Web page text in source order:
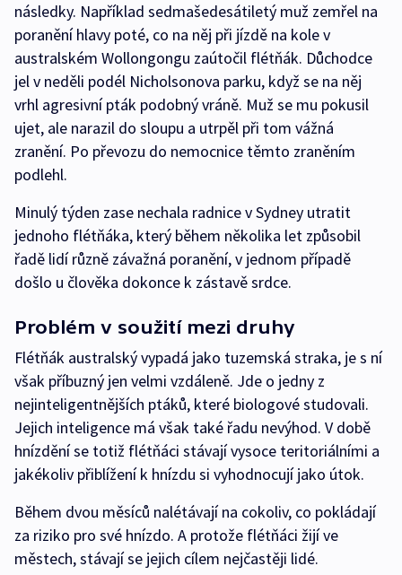
následky. Například sedmašedesátiletý muž zemřel na
poranění hlavy poté, co na něj při jízdě na kole v
australském Wollongongu zaútočil flétňák. Důchodce
jel v neděli podél Nicholsonova parku, když se na něj
vrhl agresivní pták podobný vráně. Muž se mu pokusil
ujet, ale narazil do sloupu a utrpěl při tom vážná
zranění. Po převozu do nemocnice těmto zraněním
podlehl.
Minulý týden zase nechala radnice v Sydney utratit
jednoho flétňáka, který během několika let způsobil
řadě lidí různě závažná poranění, v jednom případě
došlo u člověka dokonce k zástavě srdce.
Problém v soužití mezi druhy
Flétňák australský vypadá jako tuzemská straka, je s ní
však příbuzný jen velmi vzdáleně. Jde o jedny z
nejinteligentnějších ptáků, které biologové studovali.
Jejich inteligence má však také řadu nevýhod. V době
hnízdění se totiž flétňáci stávají vysoce teritoriálními a
jakékoliv přiblížení k hnízdu si vyhodnocují jako útok.
Během dvou měsíců nalétávají na cokoliv, co pokládají
za riziko pro své hnízdo. A protože flétňáci žijí ve
městech, stávají se jejich cílem nejčastěji lidé.